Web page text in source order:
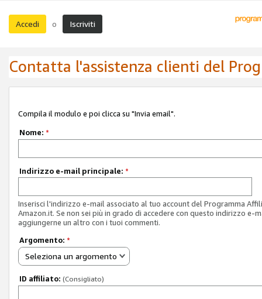
Accedi o Iscriviti
Contatta l'assistenza clienti del
Compila il modulo e poi clicca su "Invia email".
Nome: *
Indirizzo e-mail principale: *
Inserisci l'indirizzo e-mail associato al tuo account del Programma
Amazon.it. Se non sei più in grado di accedere con questo indirizzo e-
aggiungerne un altro con i tuoi commenti.
Argomento: *
Seleziona un argomento
ID affiliato: (Consigliato)